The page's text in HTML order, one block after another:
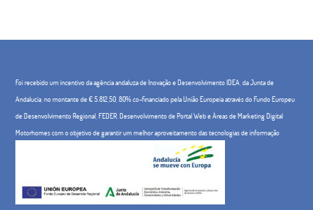
Foi recebido um incentivo da agência andaluza de Inovação e Desenvolvimento IDEA, da Junta de
Andalucía, no montante de € 5.812,50, 80% co-financiado pela União Europeia através do Fundo Europeu
de Desenvolvimento Regional, FEDER. Desenvolvimento de Portal Web e Áreas de Marketing Digital
Motorhomes com o objetivo de garantir um melhor aproveitamento das tecnologias de informação